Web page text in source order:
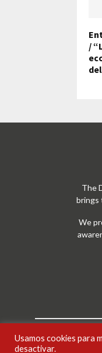
/
The
brings
We
Usamos cookies para
desactivar.